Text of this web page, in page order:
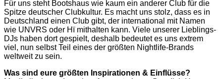
Für uns steht Bootshaus wie kaum ein anderer Club für die
Spitze deutscher Clubkultur. Es macht uns stolz, dass es in
Deutschland einen Club gibt, der international mit Namen
wie UNVRS oder Hï mithalten kann. Viele unserer Lieblings-
DJs haben dort gespielt, deshalb bedeutet es uns extrem
viel, nun selbst Teil eines der größten Nightlife-Brands
weltweit zu sein.
Was sind eure größten Inspirationen & Einflüsse?